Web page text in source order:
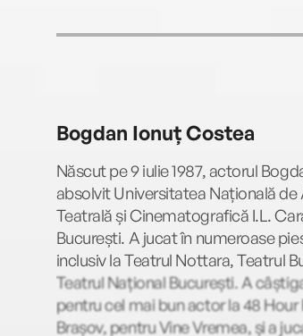
un pui de somn. Pentru mai multe
Bogdan Ionuț Costea
Născut pe 9 iulie 1987, actorul
absolvit Universitatea Națională de
Teatrală și Cinematografică I.L.
București. A jucat în numeroase
inclusiv la Teatrul Nottara, Teatrul
Teatrul Național București. A
pentru cel mai bun actor la 48
Brașov, pentru Vine Vremea, și a